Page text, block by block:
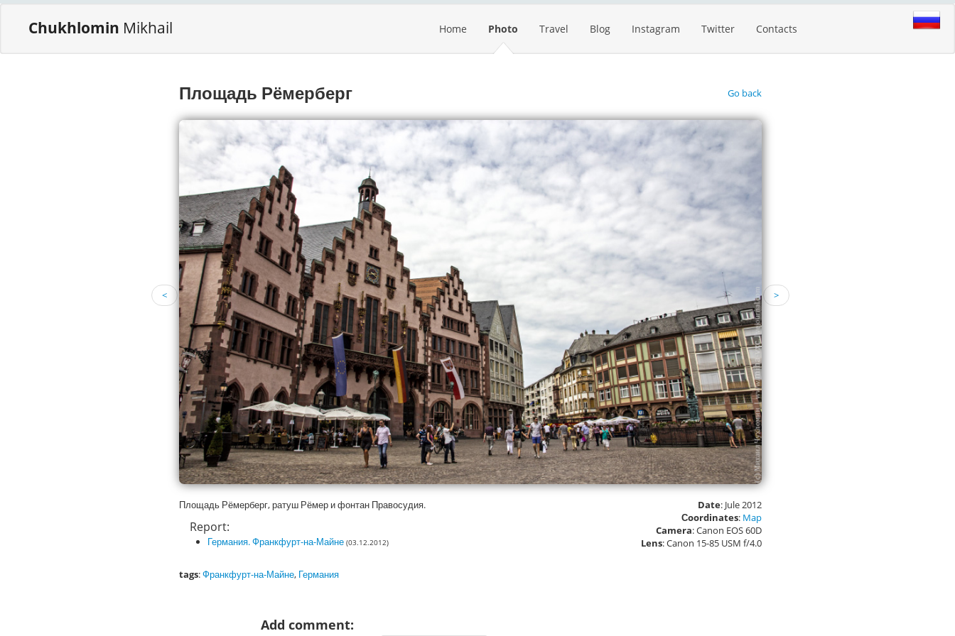
Chukhlomin Mikhail Home Photo Travel Blog Instagram Twitter Contacts
Площадь Рёмерберг Go back
< >
Площадь Рёмерберг, ратуш Рёмер и фонтан Правосудия.
Report:
Германия. Франкфурт-на-Майне (03.12.2012)
tags:Франкфурт-на-Майне, Германия
Date: Jule 2012
Сoordinates: Map
Camera: Canon EOS 60D
Lens: Canon 15-85 USM f/4.0
Add comment: